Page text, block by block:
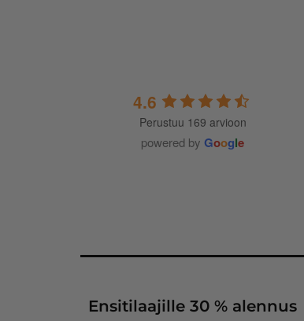
4.6
Perustuu 169 arvioon
powered by Google
Ensitilaajille 30 % alennus